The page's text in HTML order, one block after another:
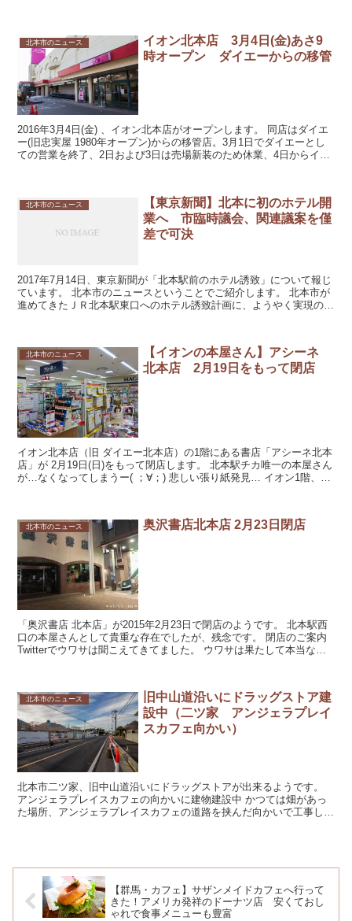
北本市のニュース
イオン北本店 3月4日(金)あさ9
時オープン ダイエーからの移管
2016年3月4日(金) 、イオン北本店がオープンします。 同店はダイエ
ー(旧忠実屋 1980年オープン)からの移管店。3月1日でダイエーとし
ての営業を終了、2日および3日は売場新装のため休業、4日からイオ
北本市のニュース
【東京新聞】北本に初のホテル開
業へ 市臨時議会、関連議案を僅
差で可決
2017年7月14日、東京新聞が「北本駅前のホテル誘致」について報じ
ています。 北本市のニュースということでご紹介します。 北本市が
進めてきたＪＲ北本駅東口へのホテル誘致計画に、ようやく実現の見
北本市のニュース
【イオンの本屋さん】アシーネ
北本店 2月19日をもって閉店
イオン北本店（旧 ダイエー北本店）の1階にある書店「アシーネ北本
店」が 2月19日(日)をもって閉店します。 北本駅チカ唯一の本屋さん
が…なくなってしまうー( ；∀；) 悲しい張り紙発見… イオン1階、お
北本市のニュース 奥沢書店北本店 2月23日閉店
「奥沢書店 北本店」が2015年2月23日で閉店のようです。 北本駅西
口の本屋さんとして貴重な存在でしたが、残念です。 閉店のご案内
Twitterでウワサは聞こえてきてました。 ウワサは果たして本当なの
北本市のニュース
旧中山道沿いにドラッグストア建
設中（二ツ家 アンジェラプレイ
スカフェ向かい）
北本市二ツ家、旧中山道沿いにドラッグストアが出来るようです。
アンジェラプレイスカフェの向かいに建物建設中 かつては畑があっ
た場所、アンジェラプレイスカフェの道路を挟んだ向かいで工事して
【群馬・カフェ】サザンメイドカフェへ行って
きた！アメリカ発祥のドーナツ店 安くておし
ゃれで食事メニューも豊富